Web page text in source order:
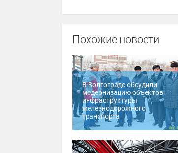
Похожие новости
В Волгограде обсудили
модернизацию объектов
инфраструктуры
железнодорожного
транспорта